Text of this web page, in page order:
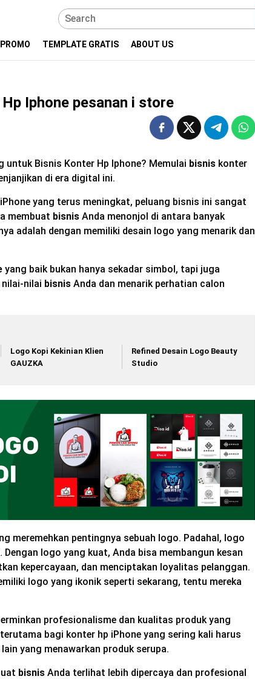
TEMPLATE GRATIS ABOUT US
Iphone pesanan i store
untuk Bisnis Konter Hp Iphone? Memulai bisnis konter
di era digital ini.
yang terus meningkat, peluang bisnis ini sangat
membuat bisnis Anda menonjol di antara banyak
adalah dengan memiliki desain logo yang menarik dan
yang baik bukan hanya sekadar simbol, tapi juga
nilai bisnis Anda dan menarik perhatian calon
Logo Kopi Kekinian Klien
GAUZKA
Refined Desain Logo Beauty
Studio
meremehkan pentingnya sebuah logo. Padahal, logo
Dengan logo yang kuat, Anda bisa membangun kesan
kepercayaan, dan menciptakan loyalitas pelanggan.
logo yang ikonik seperti sekarang, tentu mereka
profesionalisme dan kualitas produk yang
bagi konter hp iPhone yang sering kali harus
yang menawarkan produk serupa.
bisnis Anda terlihat lebih dipercaya dan profesional